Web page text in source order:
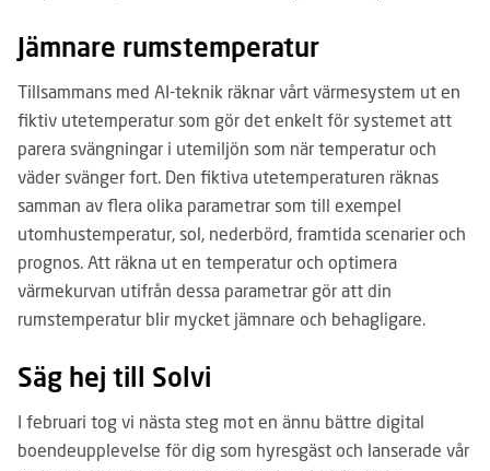
Jämnare rumstemperatur
Tillsammans med AI-teknik räknar vårt värmesystem ut en
fiktiv utetemperatur som gör det enkelt för systemet att
parera svängningar i utemiljön som när temperatur och
väder svänger fort. Den fiktiva utetemperaturen räknas
samman av flera olika parametrar som till exempel
utomhustemperatur, sol, nederbörd, framtida scenarier och
prognos. Att räkna ut en temperatur och optimera
värmekurvan utifrån dessa parametrar gör att din
rumstemperatur blir mycket jämnare och behagligare.
Säg hej till Solvi
I februari tog vi nästa steg mot en ännu bättre digital
boendeupplevelse för dig som hyresgäst och lanserade vår